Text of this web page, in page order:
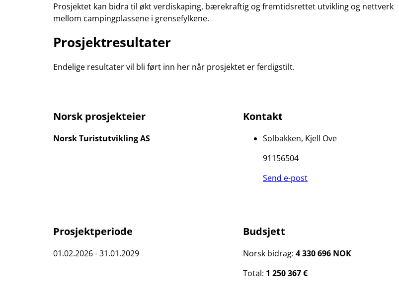
Prosjektet kan bidra til økt verdiskaping, bærekraftig og fremtidsrettet utvikling og nettverk
mellom campingplassene i grensefylkene.
Prosjektresultater
Endelige resultater vil bli ført inn her når prosjektet er ferdigstilt.
Norsk prosjekteier
Norsk Turistutvikling AS
Kontakt
Solbakken, Kjell Ove
91156504
Send e-post
Prosjektperiode
01.02.2026 - 31.01.2029
Budsjett
Norsk bidrag: 4 330 696 NOK
Total: 1 250 367 €